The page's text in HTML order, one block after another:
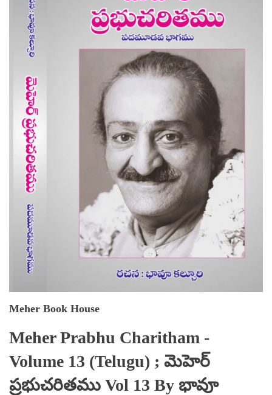
Meher Book House
Meher Prabhu Charitham -
Volume 13 (Telugu) ; మెహెర్
ప్రభుచరితము Vol 13 By భావూ